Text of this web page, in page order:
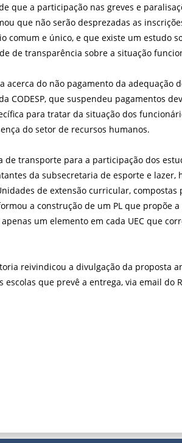
que a participação nas greves e
que não serão desprezadas as
comum e único, e que existe um estudo
de transparência sobre a situação
acerca do não pagamento da
CODESP, que suspendeu pagamentos
para tratar da situação dos
do setor de recursos humanos.
de transporte para a participação dos
da subsecretaria de esporte e
de extensão curricular, compostas
a construção de um PL que propõe
um elemento em cada UEC que
reivindicou a divulgação da
que prevê a entrega, via email do